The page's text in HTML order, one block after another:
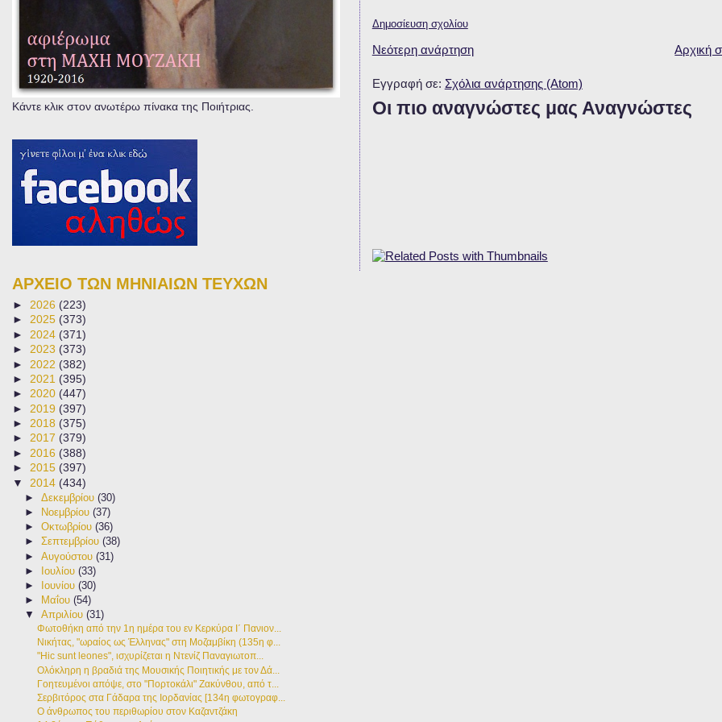
Δημοσίευση σχολίου
Νεότερη ανάρτηση Αρχική
Εγγραφή σε: Σχόλια ανάρτησης (Atom)
Οι πιο αναγνώστες μας Αναγνώστες
Κάντε κλικ στον ανωτέρω πίνακα της Ποιήτριας.
ΑΡΧΕΙΟ ΤΩΝ ΜΗΝΙΑΙΩΝ ΤΕΥΧΩΝ
► 2026 (223)
► 2025 (373)
► 2024 (371)
► 2023 (373)
► 2022 (382)
► 2021 (395)
► 2020 (447)
► 2019 (397)
► 2018 (375)
► 2017 (379)
► 2016 (388)
► 2015 (397)
▼ 2014 (434)
►Δεκεμβρίου(30)
►
Νοεμβρίου(37)
►Οκτωβρίου(36)
►Σεπτεμβρίου(38)
►Αυγούστου(31)
► Ιουλίου(33)
►
Ιουνίου(30)
►
Μαΐου(54)
▼Απριλίου(31)
Φωτοθήκη από την 1η ημέρα του εν Κερκύρα Ι΄ Πανιον...
Νικήτας, "ωραίος ως Έλληνας" στη Μοζαμβίκη (135η φ...
"Hic sunt leones", ισχυρίζεται η Ντενίζ Παναγιωτοπ...
Ολόκληρη η βραδιά της Μουσικής Ποιητικής με τον Δά...
Γοητευμένοι απόψε, στο "Πορτοκάλι" Ζακύνθου, από τ...
Σερβιτόρος στα Γάδαρα της Ιορδανίας [134η φωτογραφ...
Ο άνθρωπος του περιθωρίου στον Καζαντζάκη